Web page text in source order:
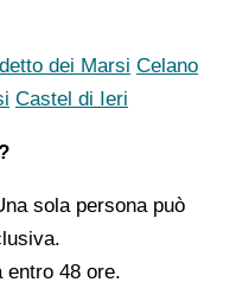
dei Marsi Celano
Castel di Ieri
sola persona può
entro 48 ore.